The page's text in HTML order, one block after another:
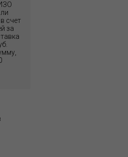
счет
за